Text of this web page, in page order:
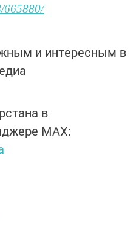
665880/
и интересным в
в
MАХ: